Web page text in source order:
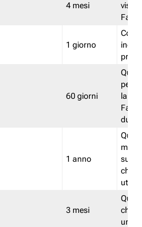
4 mesi
1 giorno
60 giorni
la
1 anno
utenti
3 mesi
che
una